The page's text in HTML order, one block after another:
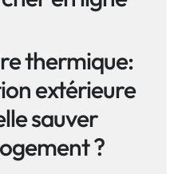
thermique:
extérieure
sauver
?